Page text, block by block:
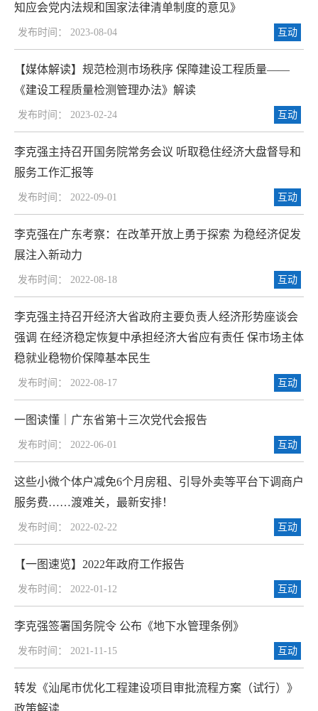
知应会党内法规和国家法律清单制度的意见》
发布时间： 2023-08-04 互动
【媒体解读】规范检测市场秩序 保障建设工程质量——
《建设工程质量检测管理办法》解读
发布时间： 2023-02-24 互动
李克强主持召开国务院常务会议 听取稳住经济大盘督导和
服务工作汇报等
发布时间： 2022-09-01 互动
李克强在广东考察：在改革开放上勇于探索 为稳经济促发
展注入新动力
发布时间： 2022-08-18 互动
李克强主持召开经济大省政府主要负责人经济形势座谈会
强调 在经济稳定恢复中承担经济大省应有责任 保市场主体
稳就业稳物价保障基本民生
发布时间： 2022-08-17 互动
一图读懂｜广东省第十三次党代会报告
发布时间： 2022-06-01 互动
这些小微个体户减免6个月房租、引导外卖等平台下调商户
服务费……渡难关，最新安排！
发布时间： 2022-02-22 互动
【一图速览】2022年政府工作报告
发布时间： 2022-01-12 互动
李克强签署国务院令 公布《地下水管理条例》
发布时间： 2021-11-15 互动
转发《汕尾市优化工程建设项目审批流程方案（试行）》
政策解读